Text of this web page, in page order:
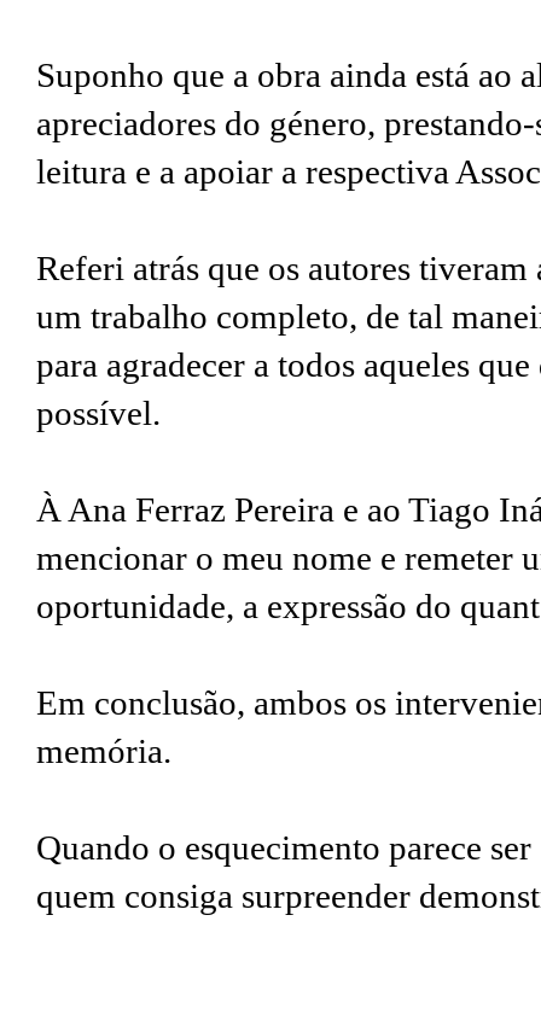
Suponho que a obra ainda está ao
apreciadores do género,
leitura e a apoiar a respectiva
Referi atrás que os autores tiveram
um trabalho completo, de tal
para agradecer a todos aqueles
possível.
À Ana Ferraz Pereira e ao Tiago
mencionar o meu nome e remeter
oportunidade, a expressão do
Em conclusão, ambos os
memória.
Quando o esquecimento parece
quem consiga surpreender